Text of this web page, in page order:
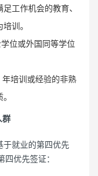
工作机会的教育、
训。
位或外国同等学位
年培训或经验的非熟
群
于就业的第四优先
优先签证：